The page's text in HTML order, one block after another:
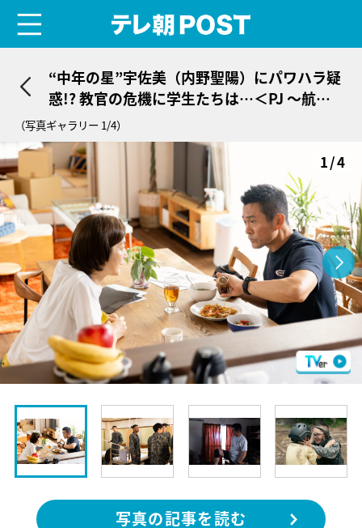
“中年の星”宇佐美（内野聖陽）にパワハラ疑
惑!? 教官の危機に学生たちは…＜PJ ～航空
救難団～＞
（写真ギャラリー 1/4）
1/4
写真の記事を読む